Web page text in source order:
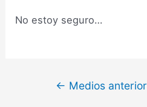
No estoy seguro…
← Medios anterior